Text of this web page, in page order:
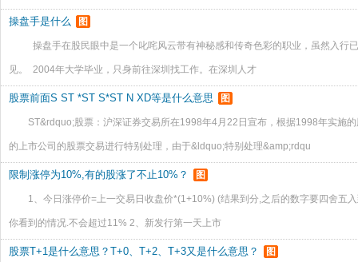
操盘手是什么 图
操盘手在股民眼中是一个叱咤风云带有神秘感和传奇色彩的职业，虽然入行
见。 2004年大学毕业，只身前往深圳找工作。在深圳人才
股票前面S ST *ST S*ST N XD等是什么意思 图
ST&rdquo;股票：沪深证券交易所在1998年4月22日宣布，根据1998年实施
的上市公司的股票交易进行特别处理，由于&ldquo;特别处理&amp;rdqu
限制涨停为10%,有的股涨了不止10%？ 图
1、今日涨停价=上一交易日收盘价*(1+10%) (结果到分,之后的数字要四舍五
你看到的情况.不会超过11% 2、新发行第一天上市
股票T+1是什么意思？T+0、T+2、T+3又是什么意思？ 图